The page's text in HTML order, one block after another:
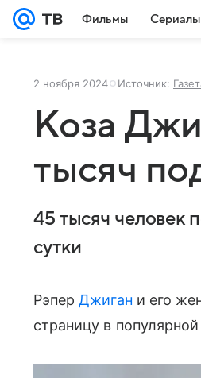
Фильмы Сериалы
2 ноября 2024 Источник:
Коза
тысяч
45 тысяч человек
сутки
РэперДжиган и его
страницу в